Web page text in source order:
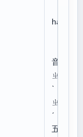
há
音：
ㄓㄚ
ˋ
ㄓㄚ
ˊ
五笔